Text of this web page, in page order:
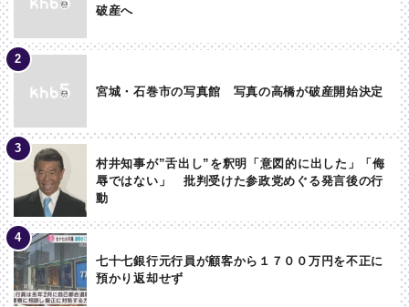
破産へ
宮城・石巻市の写真館 写真の高橋が破産開始決定
村井知事が”舌出し”を釈明「意図的に出した」「侮
辱ではない」 批判受けた参政党めぐる発言後の行
動
七十七銀行元行員が顧客から１７００万円を不正に
預かり返却せず